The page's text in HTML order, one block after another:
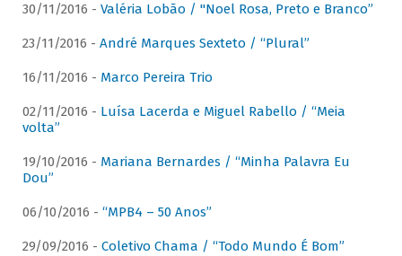
30/11/2016 - Valéria Lobão / "Noel Rosa, Preto e Branco”
23/11/2016 - André Marques Sexteto / “Plural”
16/11/2016 - Marco Pereira Trio
02/11/2016 - Luísa Lacerda e Miguel Rabello / “Meia
volta”
19/10/2016 - Mariana Bernardes / “Minha Palavra Eu
Dou”
06/10/2016 - “MPB4 – 50 Anos”
29/09/2016 - Coletivo Chama / “Todo Mundo É Bom”